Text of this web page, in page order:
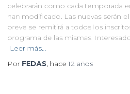
celebrarán como cada temporada
han modificado. Las nuevas serán el
breve se remitirá a todos los
programa de las mismas.
Leer más…
Por FEDAS, hace12 años